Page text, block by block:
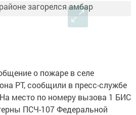
о пожаре в селе
РТ, сообщили в пресс-службе
место по номеру вызова 1 БИС
ПСЧ-107 Федеральной